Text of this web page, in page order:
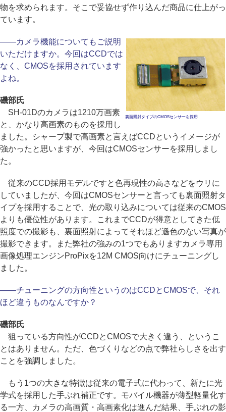
物を求められます。そこで妥協せず作り込んだ商品に仕上がっ
ています。
裏面照射タイプのCMOSセンサーを採用
――カメラ機能についてもご説明
いただけますか。今回はCCDでは
なく、CMOSを採用されています
よね。
磯部氏
SH-01Dのカメラは1210万画素
と、かなり高画素のものを採用し
ました。シャープ製で高画素と言えばCCDというイメージが
強かったと思いますが、今回はCMOSセンサーを採用しまし
た。
従来のCCD採用モデルですと色再現性の高さなどをウリに
していましたが、今回はCMOSセンサーと言っても裏面照射タ
イプを採用することで、光の取り込みについては従来のCMOS
よりも優位性があります。これまでCCDが得意としてきた低
照度での撮影も、裏面照射によってそれほど遜色のない写真が
撮影できます。また弊社の強みの1つでもありますカメラ専用
画像処理エンジンProPixを12M CMOS向けにチューニングし
ました。
――チューニングの方向性というのはCCDとCMOSで、それ
ほど違うものなんですか？
磯部氏
狙っている方向性がCCDとCMOSで大きく違う、というこ
とはありません。ただ、色づくりなどの点で弊社らしさを出す
ことを強調しました。
もう1つの大きな特徴は従来の電子式に代わって、新たに光
学式を採用した手ぶれ補正です。モバイル機器が薄型軽量化す
る一方、カメラの高画質・高画素化は進んだ結果、手ぶれの影